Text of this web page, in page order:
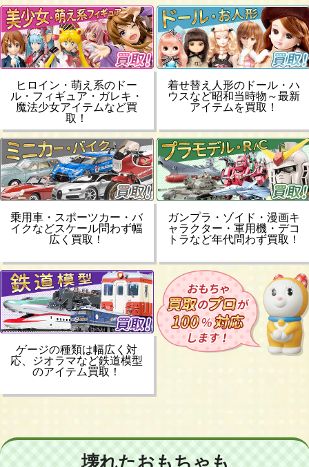
ヒロイン・萌え系のドー
ル・フィギュア・ガレキ・
魔法少女アイテムなど買
取！
着せ替え人形のドール・ハ
ウスなど昭和当時物～最新
アイテムを買取！
乗用車・スポーツカー・バ
イクなどスケール問わず幅
広く買取！
ガンプラ・ゾイド・漫画キ
ャラクター・軍用機・デコ
トラなど年代問わず買取！
ゲージの種類は幅広く対
応、ジオラマなど鉄道模型
のアイテム買取！
壊れたおもちゃも